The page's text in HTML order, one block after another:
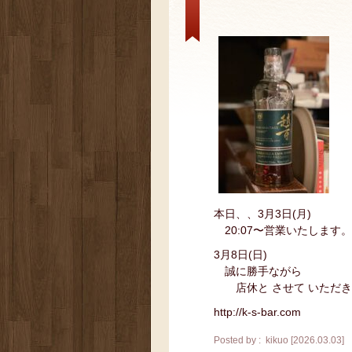
本日、、3月3日(月)
20:07〜営業いたします。
3月8日(日)
誠に勝手ながら
店休と させて いただき
http://k-s-bar.com
Posted by : kikuo [2026.03.03]